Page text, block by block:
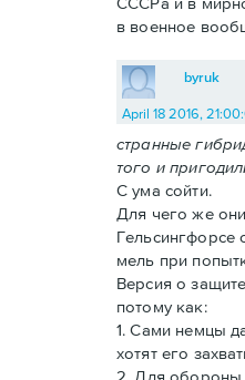
в военное
byruk
April 18 2016,
странные
того и
С ума сойти.
Для чего же
Гельсингфорсе
мель при
Версия о
потому как:
1. Сами немцы
хотят его